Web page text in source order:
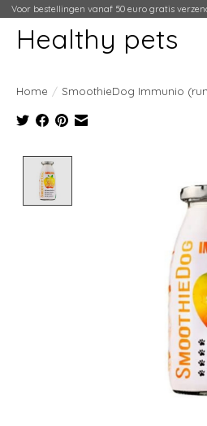
Voor bestellingen vanaf 50 euro gratis
Healthy pets
Home / SmoothieDog Immunio